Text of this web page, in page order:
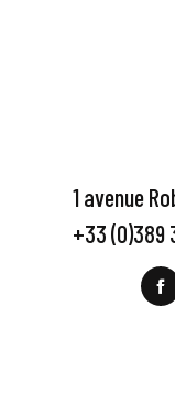
1 avenue
+33 (0)389